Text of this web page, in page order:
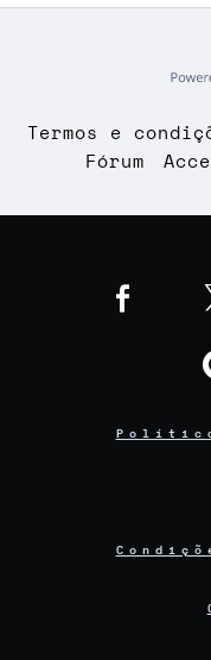
Termos e
Fórum